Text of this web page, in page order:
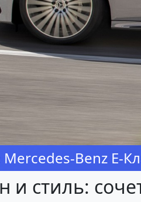
Benz E-
и стиль: